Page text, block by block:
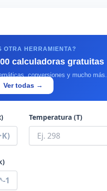
OTRA HERRAMIENTA?
calculadoras gratuitas
conversiones y mucho más.
Ver todas →
Temperatura (T)
1